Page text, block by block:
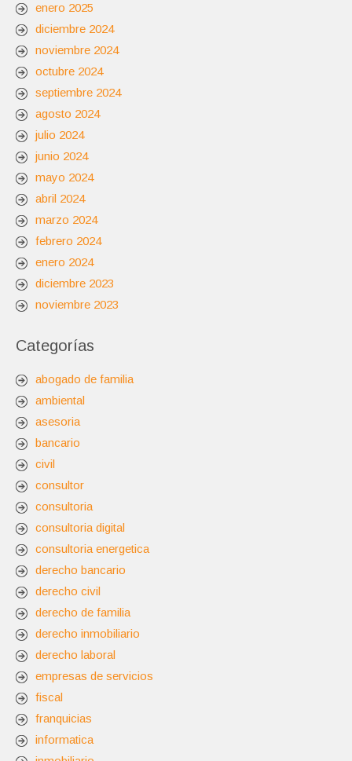
enero 2025
diciembre 2024
noviembre 2024
octubre 2024
septiembre 2024
agosto 2024
julio 2024
junio 2024
mayo 2024
abril 2024
marzo 2024
febrero 2024
enero 2024
diciembre 2023
noviembre 2023
Categorías
abogado de familia
ambiental
asesoria
bancario
civil
consultor
consultoria
consultoria digital
consultoria energetica
derecho bancario
derecho civil
derecho de familia
derecho inmobiliario
derecho laboral
empresas de servicios
fiscal
franquicias
informatica